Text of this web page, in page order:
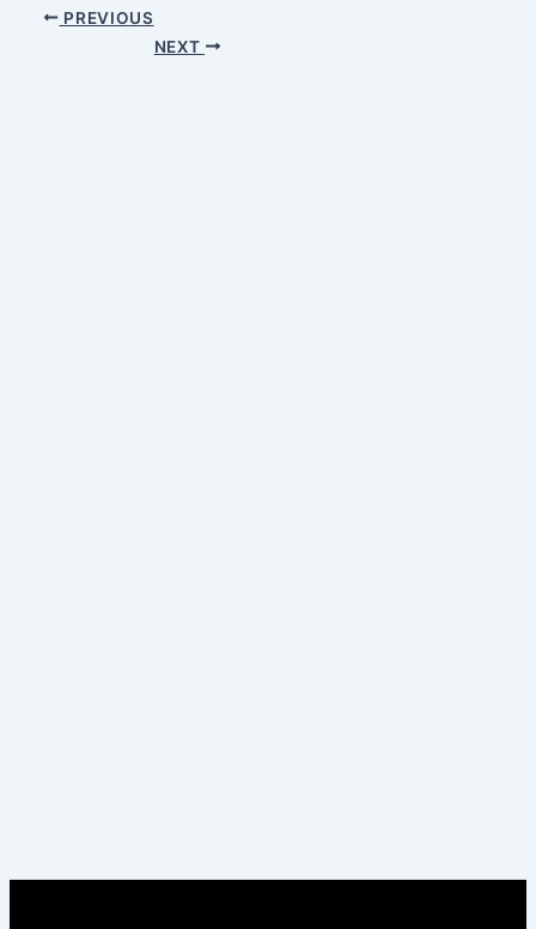
PREVIOUS
NEXT